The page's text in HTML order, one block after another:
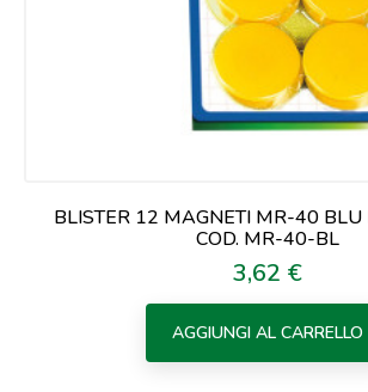
BLISTER 12 MAGNETI MR-40
COD. MR-40-BL
Prezzo
3,62 €
AGGIUNGI AL CARRELLO